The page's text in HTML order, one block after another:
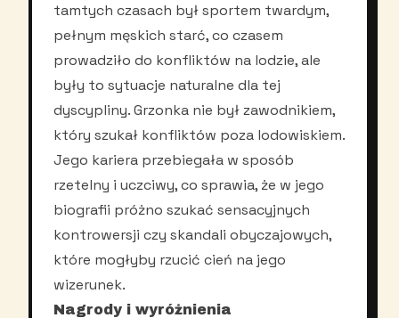
tamtych czasach był sportem twardym,
pełnym męskich starć, co czasem
prowadziło do konfliktów na lodzie, ale
były to sytuacje naturalne dla tej
dyscypliny. Grzonka nie był zawodnikiem,
który szukał konfliktów poza lodowiskiem.
Jego kariera przebiegała w sposób
rzetelny i uczciwy, co sprawia, że w jego
biografii próżno szukać sensacyjnych
kontrowersji czy skandali obyczajowych,
które mogłyby rzucić cień na jego
wizerunek.
Nagrody i wyróżnienia